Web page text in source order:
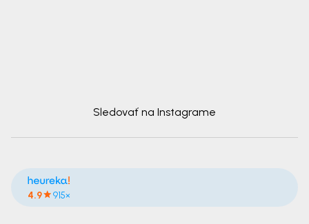
Sledovať na Instagrame
4.9 915×